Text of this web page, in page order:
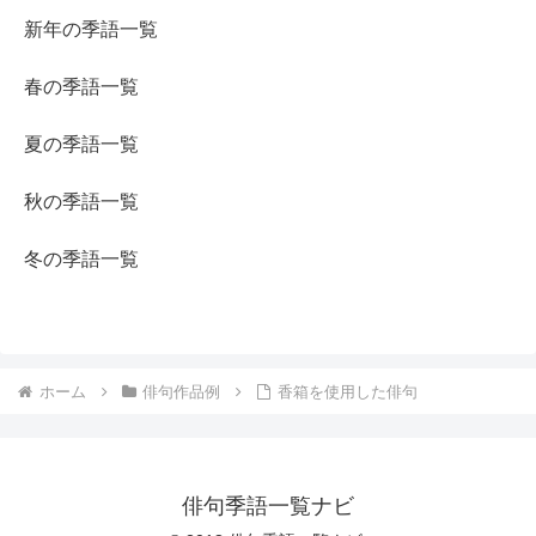
新年の季語一覧
春の季語一覧
夏の季語一覧
秋の季語一覧
冬の季語一覧
ホーム 俳句作品例 香箱を使用した俳句
俳句季語一覧ナビ